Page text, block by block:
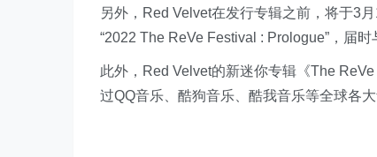
另外，Red Velvet在发行专辑之前，将于3
“2022 The ReVe Festival : Prologue”，届时
此外，Red Velvet的新迷你专辑《The
过QQ音乐、酷狗音乐、酷我音乐等全球各